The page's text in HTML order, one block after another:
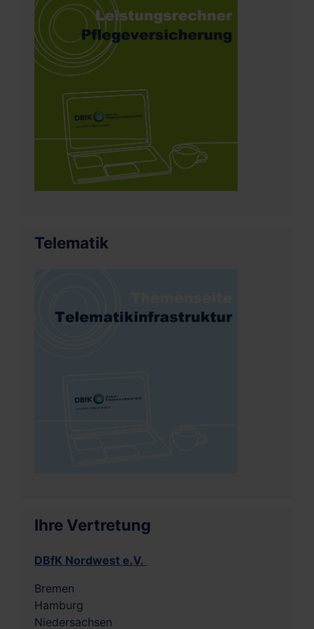
Telematik
Ihre Vertretung
DBfK Nordwest e.V.
Bremen
Hamburg
Niedersachsen